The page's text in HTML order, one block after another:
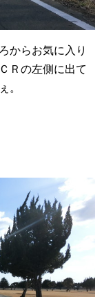
からお気に入り
Ｒの左側に出て
。